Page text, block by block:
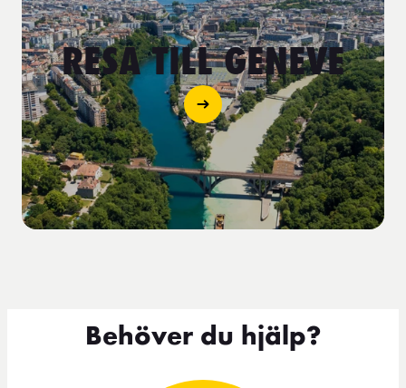
RESA TILL GENEVE
Behöver du hjälp?